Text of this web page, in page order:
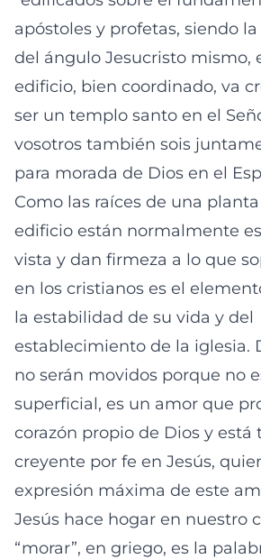
apóstoles y profetas, siendo
del ángulo Jesucristo mismo,
edificio, bien coordinado, va
ser un templo santo en el
vosotros también sois
para morada de Dios en el
Como las raíces de una
edificio están normalmente
vista y dan firmeza a lo que
en los cristianos es el
la estabilidad de su vida y del
establecimiento de la iglesia.
no serán movidos porque no
superficial, es un amor que
corazón propio de Dios y está
creyente por fe en Jesús,
expresión máxima de este
Jesús hace hogar en nuestro
“morar”, en griego, es la